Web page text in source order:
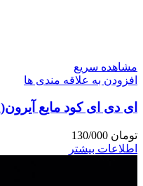
مشاهده سریع
افزودن به علاقه مندی ها
ای دی ای کود مایع آیرون(iron)
تومان
اطلاعات بیشتر